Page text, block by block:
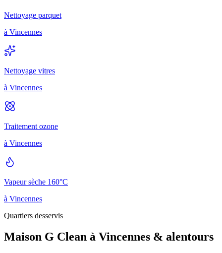
Nettoyage parquet
à Vincennes
Nettoyage vitres
à Vincennes
Traitement ozone
à Vincennes
Vapeur sèche 160°C
à Vincennes
Quartiers desservis
Maison G Clean à Vincennes & alentours